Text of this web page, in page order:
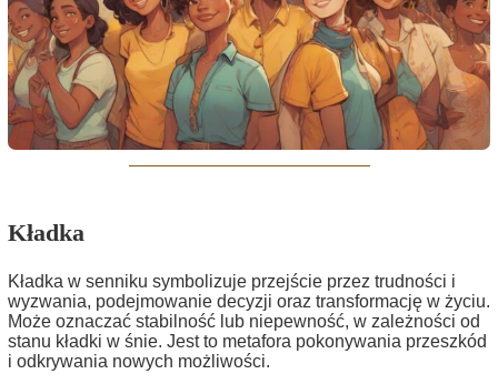
Kładka
Kładka w senniku symbolizuje przejście przez trudności i
wyzwania, podejmowanie decyzji oraz transformację w życiu.
Może oznaczać stabilność lub niepewność, w zależności od
stanu kładki w śnie. Jest to metafora pokonywania przeszkód
i odkrywania nowych możliwości.